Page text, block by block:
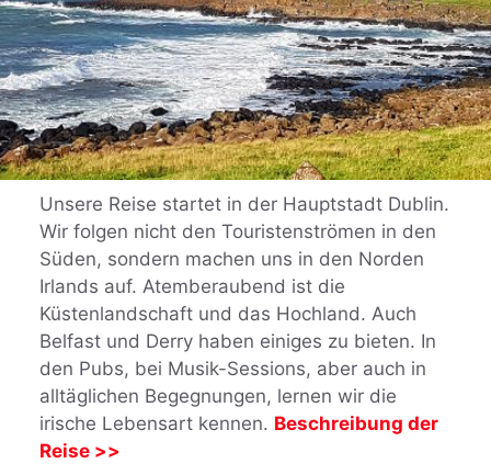
Unsere Rei­se startet in der Hauptstadt Dublin.
Wir fol­gen nicht den Tou­ris­ten­strömen in den
Süden, sondern ma­chen uns in den Norden
Irlands auf. Atemberaubend ist die
Küstenlandschaft und das Hochland. Auch
Belfast und Derry haben einiges zu bieten. In
den Pubs, bei Musik-Sessions, aber auch in
alltäglichen Begegnungen, lernen wir die
irische Lebensart kennen. Beschreibung der
Reise >>